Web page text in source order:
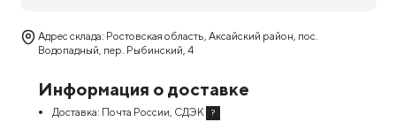
Адрес склада: Ростовская область, Аксайский район, пос.
Водопадный, пер. Рыбинский, 4
Информация о доставке
Доставка: Почта России, СДЭК ?